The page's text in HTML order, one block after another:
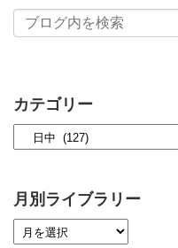
カテゴリー
月別ライブラリー